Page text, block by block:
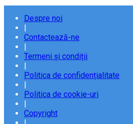
Despre noi
|
Contactează-ne
|
Termeni și condiții
|
Politica de confidențialitate
|
Politica de cookie-uri
|
Copyright